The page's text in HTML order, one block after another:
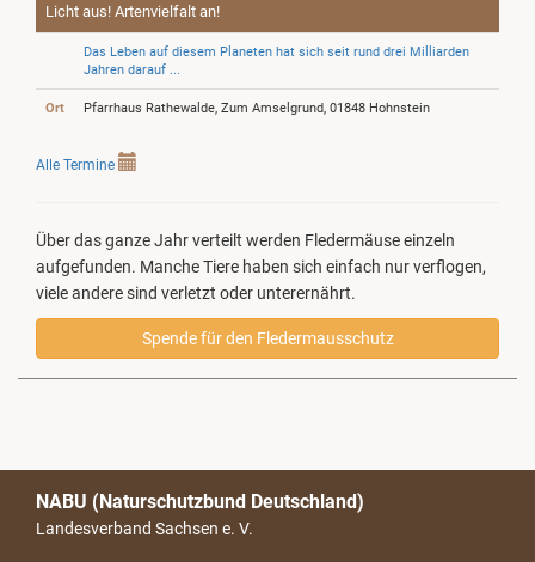
Licht aus! Artenvielfalt an!
Das Leben auf diesem Planeten hat sich seit rund drei Milliarden
Jahren darauf ...
Ort Pfarrhaus Rathewalde, Zum Amselgrund, 01848 Hohnstein
Alle Termine
Über das ganze Jahr verteilt werden Fledermäuse einzeln
aufgefunden. Manche Tiere haben sich einfach nur verflogen,
viele andere sind verletzt oder unterernährt.
Spende für den Fledermausschutz
NABU (Naturschutzbund Deutschland)
Landesverband Sachsen e. V.